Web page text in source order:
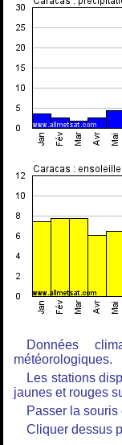
Données
météorologiques.
Les stations
jaunes et rouges
Passer la
Cliquer dessus